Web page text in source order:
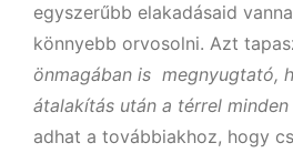
egyszerűbb elakadásaid
könnyebb orvosolni. Azt
önmagában is megnyugtató,
átalakítás után a térrel minden
adhat a továbbiakhoz, hogy